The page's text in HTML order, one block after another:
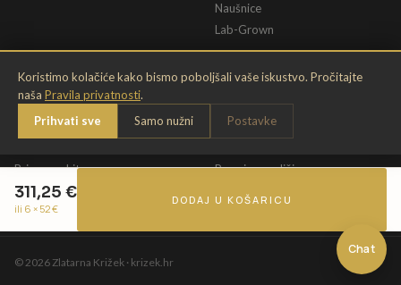
311,25 €
ili 6 × 52€
DODAJ U KOŠARICU
Chat
Koristimo kolačiće kako bismo poboljšali vaše iskustvo. Pročitajte
naša Pravila privatnosti.
Prihvati sve
Samo nužni Postavke
Naušnice
Lab-Grown
INFORMACIJE
O nama
Kontakt
Briga o nakitu
Jamstvo
PRAVNE ODREDBE
Pravila privatnosti
Opći uvjeti
Promjena veličine
©2026Zlatarna Križek · krizek.hr